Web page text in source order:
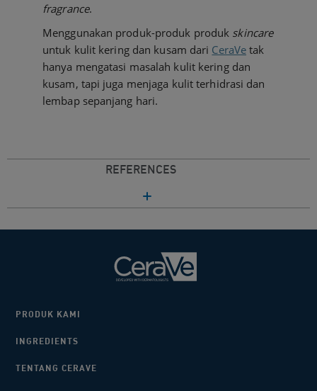
fragrance.
Menggunakan produk-produk produk skincare
untuk kulit kering dan kusam dari CeraVe tak
hanya mengatasi masalah kulit kering dan
kusam, tapi juga menjaga kulit terhidrasi dan
lembap sepanjang hari.
REFERENCES
PRODUK KAMI
INGREDIENTS
TENTANG CERAVE